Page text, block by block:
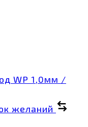
желаний